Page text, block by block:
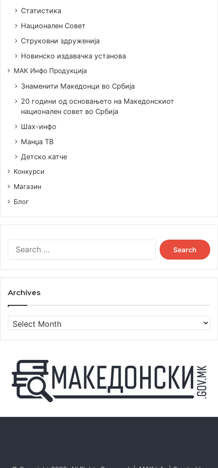
Статистика
Национален Совет
Струковни здруженија
Новинско издавачка установа
МАК Инфо Продукција
Знаменити Македонци во Србија
20 години од основањето на Македонскиот
национален совет во Србија
Шах-инфо
Манџа ТВ
Детско катче
Конкурси
Магазин
Блог
Search
for:
Archives
Archives